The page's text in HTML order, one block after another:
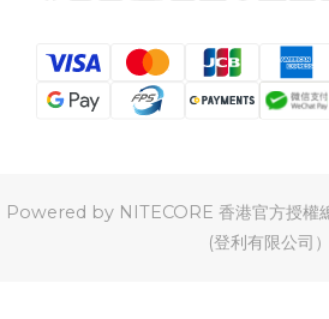
Powered by NITECORE 香港官方授
(登利有限公司）